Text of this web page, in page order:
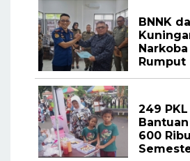
BNNK
Rumput
249
600